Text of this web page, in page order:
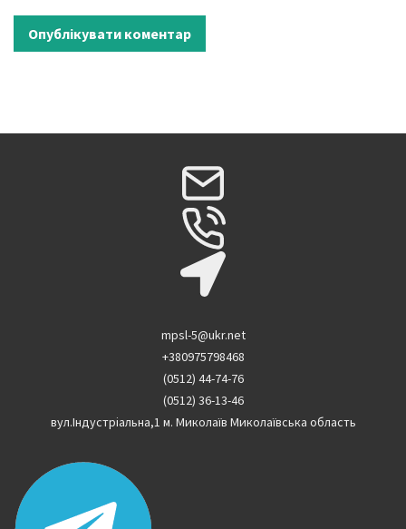
mpsl-5@ukr.net
+380975798468
(0512) 44-74-76
(0512) 36-13-46
вул.Індустріальна,1 м. Миколаїв Миколаївська область